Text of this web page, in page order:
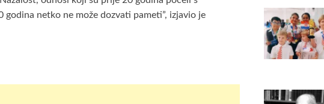
netko ne može dozvati pameti”, izjavio je